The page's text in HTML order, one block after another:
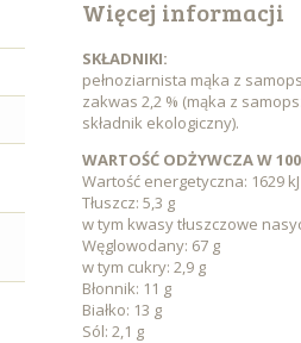
Więcej informacji
SKŁADNIKI:
pełnoziarnista mąka z
zakwas 2,2 % (mąka z
składnik ekologiczny).
WARTOŚĆ ODŻYWCZA W
Wartość energetyczna: 1629
Tłuszcz: 5,3 g
w tym kwasy tłuszczowe
Węglowodany: 67 g
w tym cukry: 2,9 g
Błonnik: 11 g
Białko: 13 g
Sól: 2,1 g